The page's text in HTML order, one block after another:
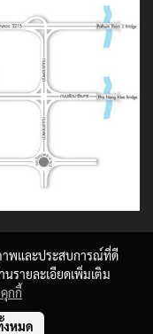
าพและประสบการณ์ที่ดี
รายละเอียดเพิ่มเติม
กกี้
งหมด